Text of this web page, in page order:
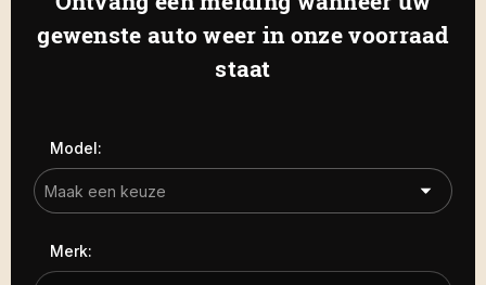
Haamstede
De Roterij 22 4328 BA Burgh-
Haamstede
Carrosserie
-
-
gewenste auto weer in onze voorraad
staat
Model:
Merk: